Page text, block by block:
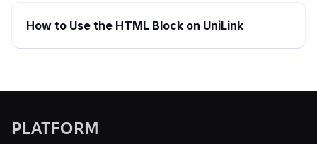
How to Use the HTML Block on UniLink
PLATFORM